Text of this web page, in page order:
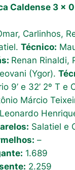
Caldense 3 x
Carlinhos,
Técnico:
Renan Rinaldi,
(Ygor).
9’ e 32’ 2º T e
Márcio
Leonardo
Salatiel e
–
1.689
2.259